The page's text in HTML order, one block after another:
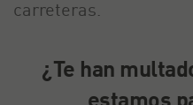
carreteras.
¿Te han
estamos